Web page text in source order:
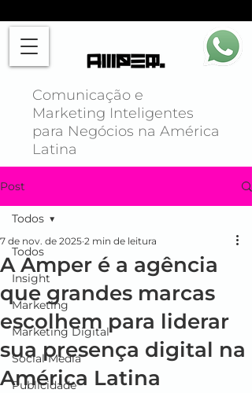
Comunicação e
Marketing Inteligentes
para Negócios na América
Latina
Post
Todos
Insight
Marketing
Marketing Digital
Social Media
Publicidade
Todos
A Amper é a agência
que grandes marcas
escolhem para liderar
sua presença digital na
América Latina
7 de nov. de 2025 2 min de leitura